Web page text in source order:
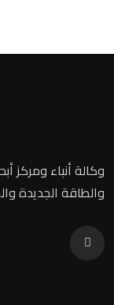
وكالة أنباء ومركز
والطاقة الجديدة